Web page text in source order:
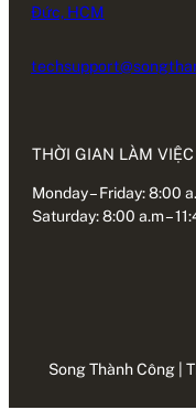
Đức, HCM
THỜI GIAN LÀM VIỆC
Monday – Friday: 8:00
Saturday: 8:00 a.m –
Song Thành Công |